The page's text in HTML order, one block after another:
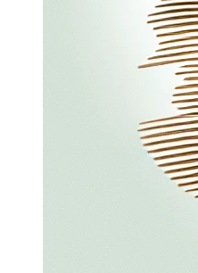
Skoda
Navigație